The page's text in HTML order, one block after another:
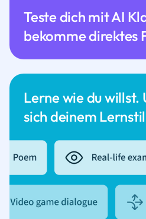
Lerne wie du willst.
sich deinem
Teste dich mit AI
bekomme direktes